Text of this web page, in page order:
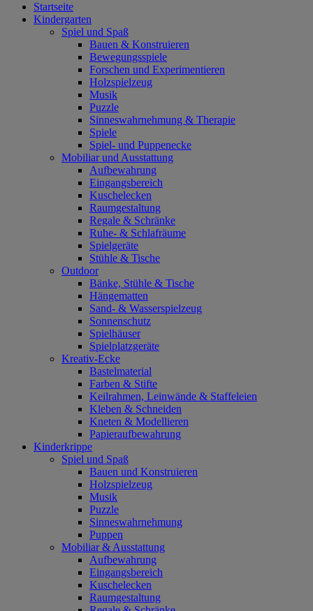
Startseite
Kindergarten
Spiel und Spaß
Bauen & Konstruieren
Bewegungsspiele
Forschen und Experimentieren
Holzspielzeug
Musik
Puzzle
Sinneswahrnehmung & Therapie
Spiele
Spiel- und Puppenecke
Mobiliar und Ausstattung
Aufbewahrung
Eingangsbereich
Kuschelecken
Raumgestaltung
Regale & Schränke
Ruhe- & Schlafräume
Spielgeräte
Stühle & Tische
Outdoor
Bänke, Stühle & Tische
Hängematten
Sand- & Wasserspielzeug
Sonnenschutz
Spielhäuser
Spielplatzgeräte
Kreativ-Ecke
Bastelmaterial
Farben & Stifte
Keilrahmen, Leinwände & Staffeleien
Kleben & Schneiden
Kneten & Modellieren
Papieraufbewahrung
Kinderkrippe
Spiel und Spaß
Bauen und Konstruieren
Holzspielzeug
Musik
Puzzle
Sinneswahrnehmung
Puppen
Mobiliar & Ausstattung
Aufbewahrung
Eingangsbereich
Kuschelecken
Raumgestaltung